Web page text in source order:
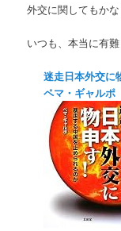
外交に関してもか
いつも、本当に有難
迷走日本外交に
ペマ・ギャルポ